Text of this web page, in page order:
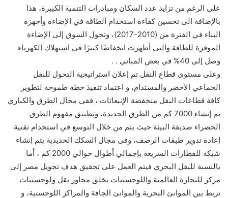
على الرغم من تزايد عدد السكان ومبادرات التنمية الكبيرة، هذا
بالإضافة الى تحسين كفاءة استخدام الطاقة في الإضاءة وأجهزة
البناء في الفترة من (2010-2017)، وتحول السوق إلى الإضاءة
الموفرة للطاقة والتي أظهرت انخفاضًا كبيرًا في استهلاك الكهرباء
وصل إلى 40% في بعض المباني . .
وعلى مستوى قطاع النقل تم إعلان استراتيجية التحول للنقل
الجماعي الأخضر والمستدام، و اعتماد تنفيذ خطة طموحة لتطوير
كافة قطاعات النقل منخفضة الإنبعاثات ، ففى مجال الطرق والكباري
تم إنشاء 7000 كم من الطرق الجديدة، وتطبيق مفهوم الطرق
الخضراء صديقة البيئة حيث يتم من خلال التوسع في استخدام تقنية
إعادة تدوير طبقات الرصف، وفى مجال السكك الحديدية يتم إنشاء
شبكة للقطارات السريعة بإجمالي أطوال حوالي 2000 كم ، أما
بالنسبة للنقل البحري فيتم العمل على تحقيق هدف تحويل مصر إلى
مركز للتجارة العالمية واللوجستيات بخلق محاور نقل ولوجستيات
تربط بين الموانئ البحرية والموانئ الجافة والمراكز اللوجستية، و